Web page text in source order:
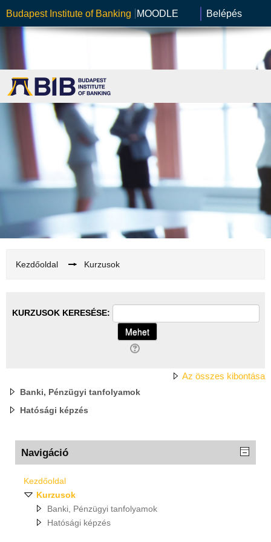
Budapest Institute of Banking MOODLE Belépés
Kezdőoldal → Kurzusok
KURZUSOK KERESÉSE:
Az összes kibontása
Banki, Pénzügyi tanfolyamok
Hatósági képzés
Navigáció
Kezdőoldal
Kurzusok
Banki, Pénzügyi tanfolyamok
Hatósági képzés